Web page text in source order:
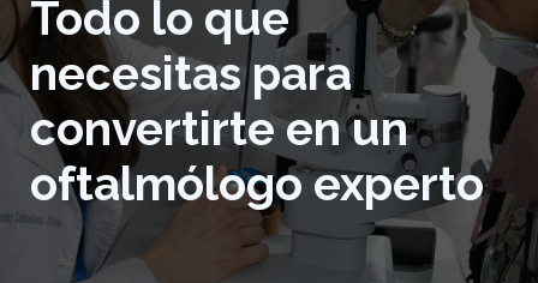
Todo lo que
necesitas para
convertirte en un
oftalmólogo experto